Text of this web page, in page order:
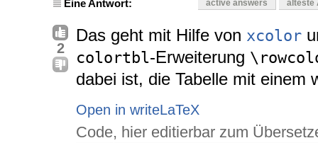
Eine Antwort: active answers älteste
2
Das geht mit Hilfe von xcolor
colortbl-Erweiterung
dabei ist, die Tabelle mit einem
Open in writeLaTeX
Code, hier editierbar zum